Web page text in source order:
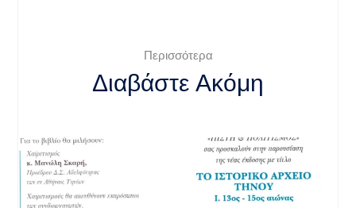
Περισσότερα
Διαβάστε Ακόμη